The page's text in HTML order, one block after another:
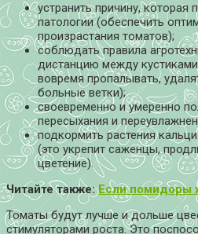
устранить причину, которая
патологии (обеспечить
произрастания томатов);
соблюдать правила
дистанцию между
вовремя пропалывать,
больные ветки);
своевременно и умеренно
пересыхания и
подкормить растения
(это укрепит саженцы,
цветение).
Читайте также:Если помидоры
Томаты будут лучше и дольше
стимуляторами роста. Это